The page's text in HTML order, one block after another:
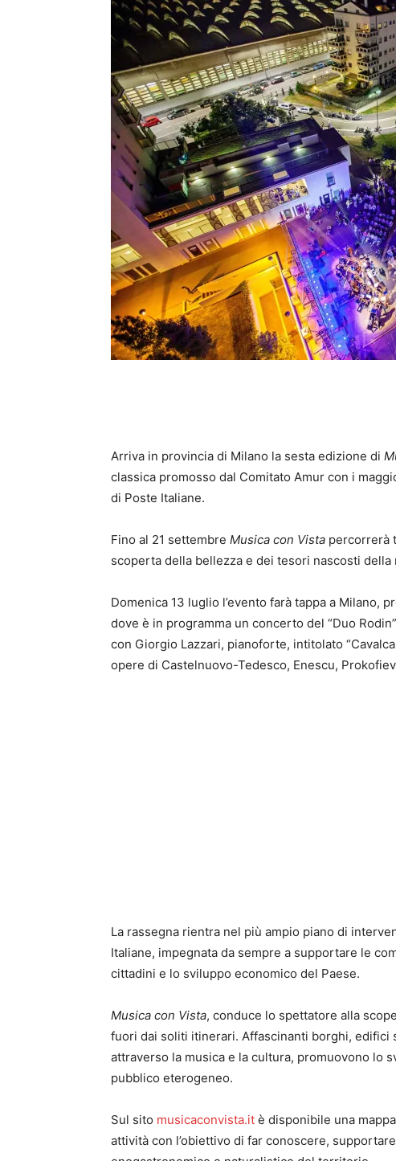
Arriva in provincia di Milano la sesta edizione di
classica promosso dal Comitato Amur con i
di Poste Italiane.
Fino al 21 settembre Musica con Vista percorrerà
scoperta della bellezza e dei tesori nascosti della
Domenica 13 luglio l’evento farà tappa a Milano,
dove è in programma un concerto del “Duo
con Giorgio Lazzari, pianoforte, intitolato
opere di Castelnuovo-Tedesco, Enescu,
La rassegna rientra nel più ampio piano di
Italiane, impegnata da sempre a supportare le
cittadini e lo sviluppo economico del Paese.
Musica con Vista, conduce lo spettatore alla
fuori dai soliti itinerari. Affascinanti borghi,
attraverso la musica e la cultura, promuovono lo
pubblico eterogeneo.
Sul sito musicaconvista.it è disponibile una
attività con l’obiettivo di far conoscere,